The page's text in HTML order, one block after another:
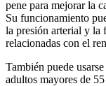
pene para mejorar la
Su funcionamiento
la presión arterial y la
relacionadas con el
También puede
adultos mayores de